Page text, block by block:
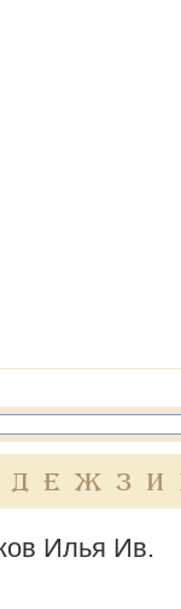
Д Е Ж З И
Илья Ив.